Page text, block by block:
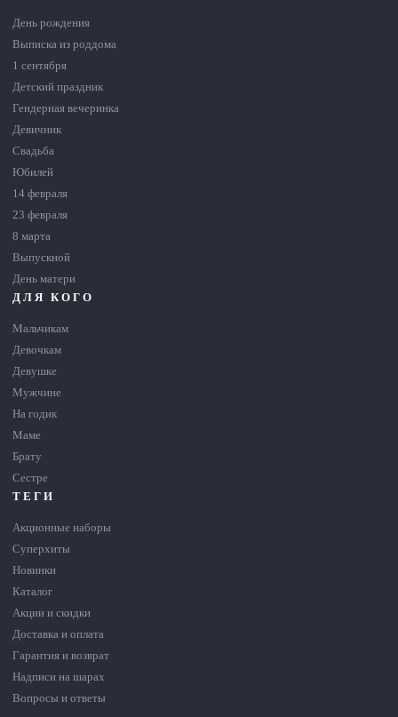
День рождения
Выписка из роддома
1 сентября
Детский праздник
Гендерная вечеринка
Девичник
Свадьба
Юбилей
14 февраля
23 февраля
8 марта
Выпускной
День матери
ДЛЯ КОГО
Мальчикам
Девочкам
Девушке
Мужчине
На годик
Маме
Брату
Сестре
ТЕГИ
Акционные наборы
Суперхиты
Новинки
Каталог
Акции и скидки
Доставка и оплата
Гарантия и возврат
Надписи на шарах
Вопросы и ответы